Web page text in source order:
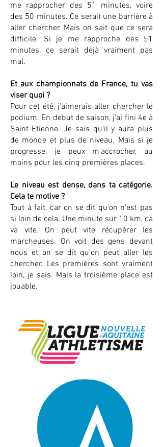
me rapprocher des 51 minutes, voire
des 50 minutes. Ce serait une barrière à
aller chercher. Mais on sait que ce sera
difficile. Si je me rapproche des 51
minutes, ce serait déjà vraiment pas
mal.
Et aux championnats de France, tu vas
viser quoi ?
Pour cet été, j'aimerais aller chercher le
podium. En début de saison, j'ai fini 4e à
Saint-Etienne. Je sais qu'il y aura plus
de monde et plus de niveau. Mais si je
progresse, je peux m'accrocher, au
moins pour les cinq premières places.
Le niveau est dense, dans ta catégorie.
Cela te motive ?
Tout à fait, car on se dit qu'on n'est pas
si loin de cela. Une minute sur 10 km, ca
va vite. On peut vite récupérer les
marcheuses. On voit des gens devant
nous et on se dit qu'on peut aller les
chercher. Les premières sont vraiment
loin, je sais. Mais la troisième place est
jouable.